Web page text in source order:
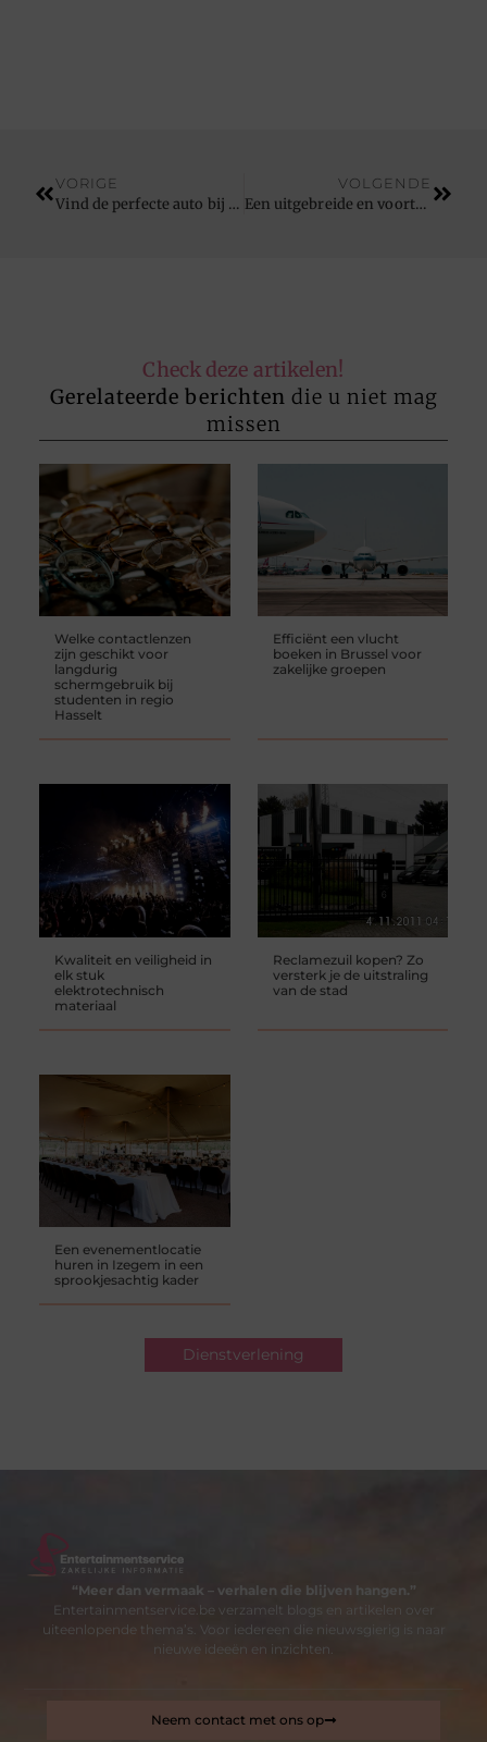
VORIGE
Vind de perfecte auto bij deze autogarage in Brugge
VOLGENDE
Een uitgebreide en voortreffelijke feesttenten verhuur bij dit Vlaamse bedrijf
Check deze artikelen!
Gerelateerde berichten die u niet mag
missen
Welke contactlenzen
zijn geschikt voor
langdurig
schermgebruik bij
studenten in regio
Hasselt
Efficiënt een vlucht
boeken in Brussel voor
zakelijke groepen
Kwaliteit en veiligheid in
elk stuk
elektrotechnisch
materiaal
Reclamezuil kopen? Zo
versterk je de uitstraling
van de stad
Een evenementlocatie
huren in Izegem in een
sprookjesachtig kader
Dienstverlening
“Meer dan vermaak – verhalen die blijven hangen.”
Entertainmentservice.be verzamelt blogs en artikelen over
uiteenlopende thema’s. Voor iedereen die nieuwsgierig is naar
nieuwe ideeën en inzichten.
Neem contact met ons op